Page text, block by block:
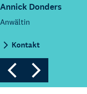
Annick Donders
Anwältin
Kontakt